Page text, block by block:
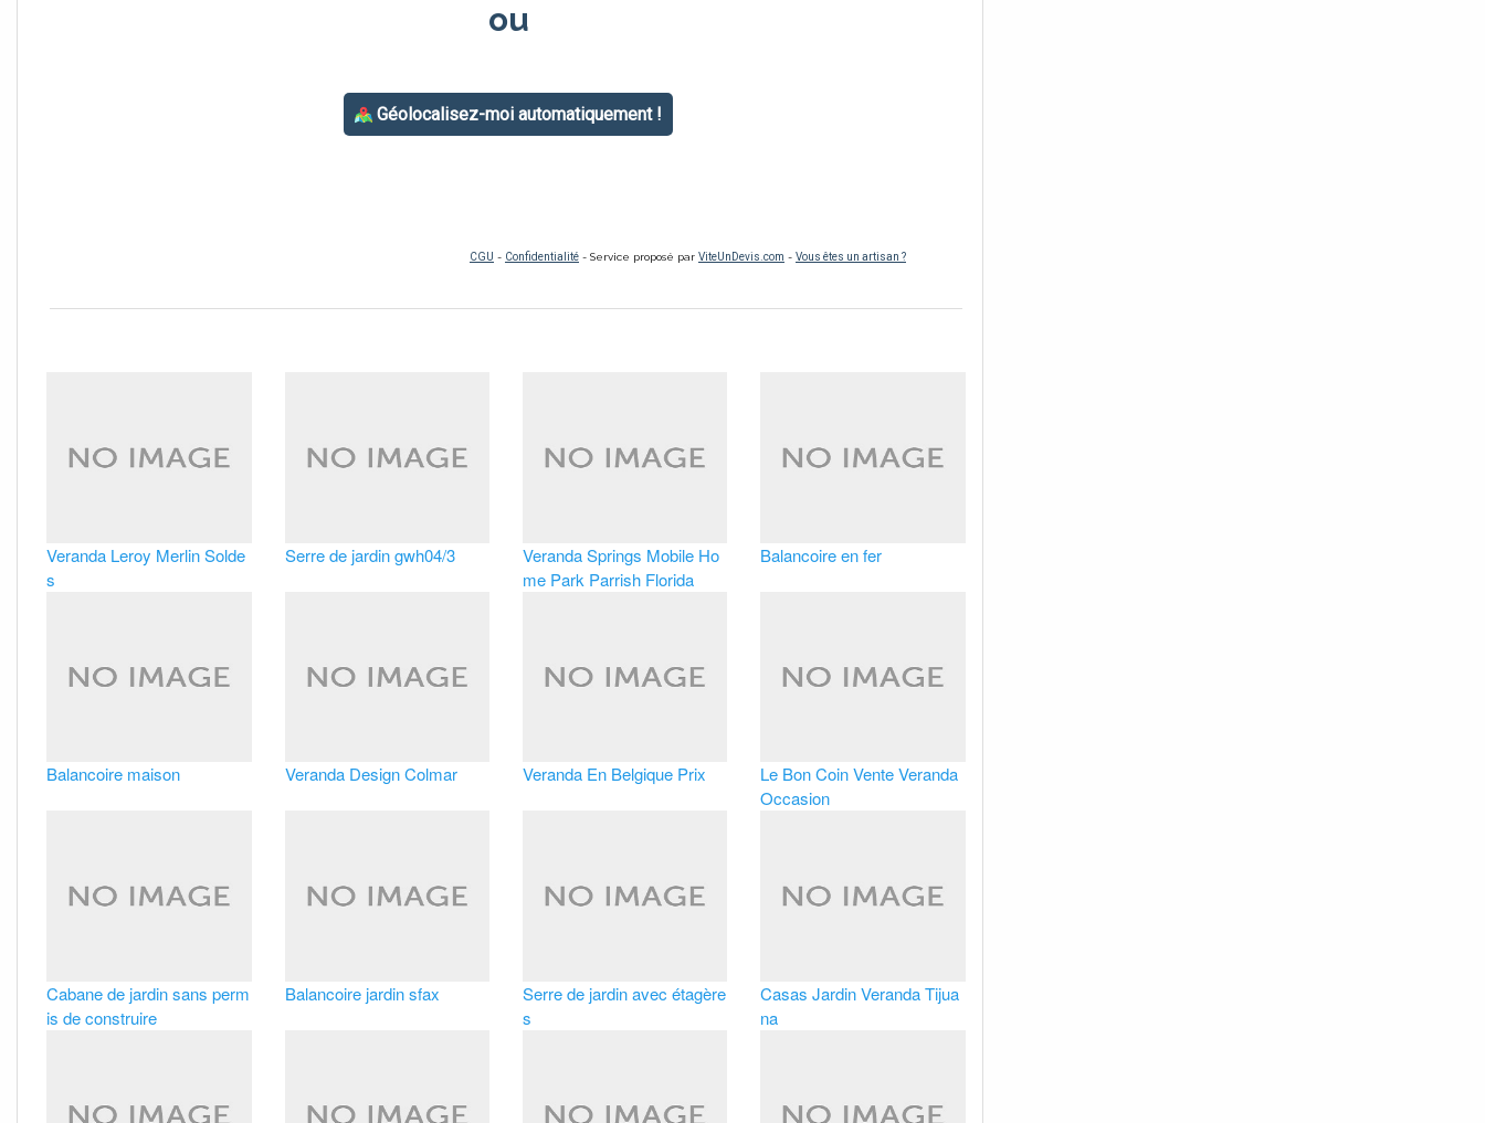
Veranda Leroy Merlin Solde
s
Serre de jardin gwh04/3
Veranda Springs Mobile Ho
me Park Parrish Florida
Balancoire en fer
Balancoire maison Veranda Design Colmar Veranda En Belgique Prix
Le Bon Coin Vente Veranda
Occasion
Cabane de jardin sans perm
is de construire
Balancoire jardin sfax
Serre de jardin avec étagère
s
Casas Jardin Veranda Tijua
na